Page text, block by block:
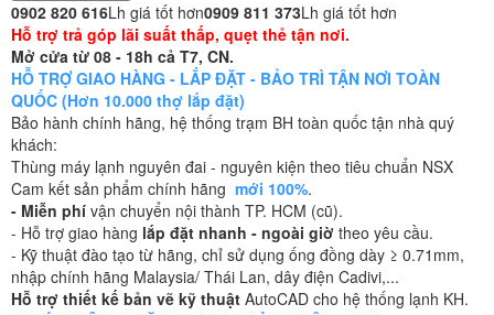
0902 820 616Lh giá tốt hơn0909 811 373Lh giá tốt hơn
Hỗ trợ trả góp lãi suất thấp, quẹt thẻ tận nơi.
Mở cửa từ 08 - 18h cả T7, CN.
HỖ TRỢ GIAO HÀNG - LẮP ĐẶT - BẢO TRÌ TẬN NƠI TOÀN
QUỐC (Hơn 10.000 thợ lắp đặt)
Bảo hành chính hãng, hệ thống trạm BH toàn quốc tận nhà quý
khách:
Thùng máy lạnh nguyên đai - nguyên kiện theo tiêu chuẩn NSX
Cam kết sản phẩm chính hãng mới 100%.
- Miễn phí vận chuyển nội thành TP. HCM (cũ).
- Hỗ trợ giao hàng lắp đặt nhanh - ngoài giờ theo yêu cầu.
- Kỹ thuật đào tạo từ hãng, chỉ sử dụng ống đồng dày ≥ 0.71mm,
nhập chính hãng Malaysia/ Thái Lan, dây điện Cadivi,...
Hỗ trợ thiết kế bản vẽ kỹ thuật AutoCAD cho hệ thống lạnh KH.